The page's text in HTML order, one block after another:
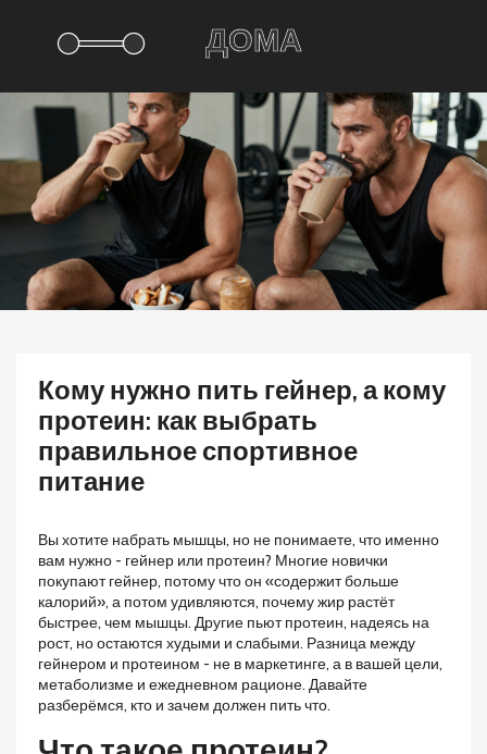
Кому нужно пить гейнер, а кому
протеин: как выбрать
правильное спортивное
питание
Вы хотите набрать мышцы, но не понимаете, что именно
вам нужно - гейнер или протеин? Многие новички
покупают гейнер, потому что он «содержит больше
калорий», а потом удивляются, почему жир растёт
быстрее, чем мышцы. Другие пьют протеин, надеясь на
рост, но остаются худыми и слабыми. Разница между
гейнером и протеином - не в маркетинге, а в вашей цели,
метаболизме и ежедневном рационе. Давайте
разберёмся, кто и зачем должен пить что.